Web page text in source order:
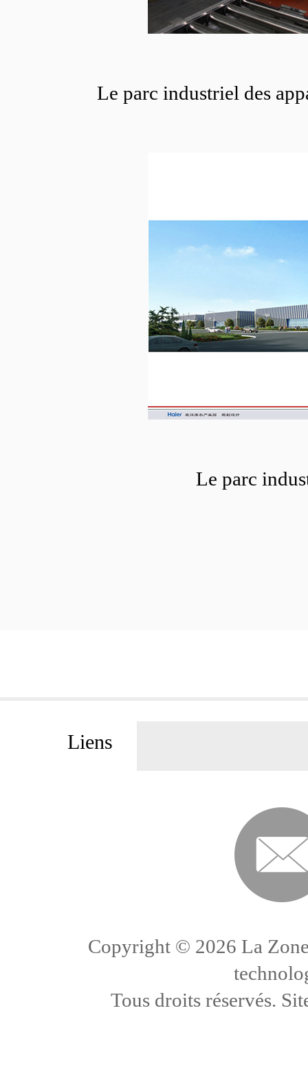
Le parc industriel des
Le parc
Liens
Copyright © 2026 La
Tous droits réservés.